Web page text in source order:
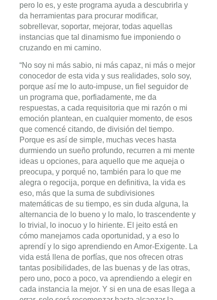
pero lo es, y este programa ayuda a descubrirla y
da herramientas para procurar modificar,
sobrellevar, soportar, mejorar, todas aquellas
instancias que tal dinamismo fue imponiendo o
cruzando en mi camino.
“No soy ni más sabio, ni más capaz, ni más o mejor
conocedor de esta vida y sus realidades, solo soy,
porque así me lo auto-impuse, un fiel seguidor de
un programa que, porfiadamente, me da
respuestas, a cada requisitoria que mi razón o mi
emoción plantean, en cualquier momento, de esos
que comencé citando, de división del tiempo.
Porque es así de simple, muchas veces hasta
durmiendo un sueño profundo, recurren a mi mente
ideas u opciones, para aquello que me aqueja o
preocupa, y porqué no, también para lo que me
alegra o regocija, porque en definitiva, la vida es
eso, más que la suma de subdivisiones
matemáticas de su tiempo, es sin duda alguna, la
alternancia de lo bueno y lo malo, lo trascendente y
lo trivial, lo inocuo y lo hiriente. El jeito está en
cómo manejamos cada oportunidad, y a eso lo
aprendí y lo sigo aprendiendo en Amor-Exigente. La
vida está llena de porfías, que nos ofrecen otras
tantas posibilidades, de las buenas y de las otras,
pero uno, poco a poco, va aprendiendo a elegir en
cada instancia la mejor. Y si en una de esas llega a